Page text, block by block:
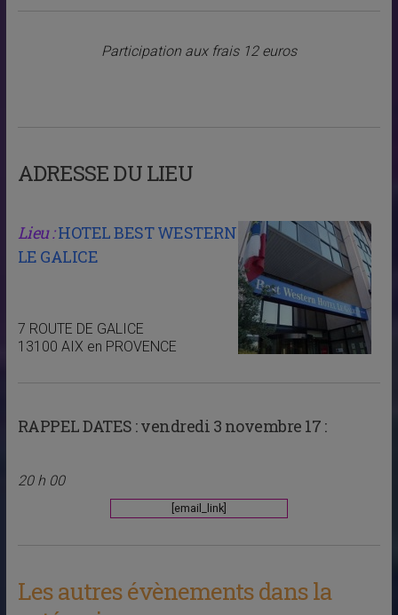
Participation aux frais 12 euros
ADRESSE DU LIEU
Lieu :HOTEL BEST WESTERN
LE GALICE
7 ROUTE DE GALICE
13100 AIX en PROVENCE
RAPPEL DATES :vendredi 3 novembre 17 :
20 h 00
[email_link]
Les autres évènements dans la